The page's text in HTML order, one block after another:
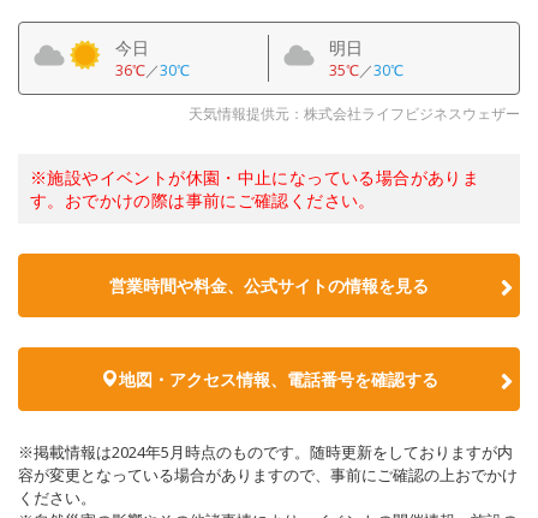
今日
36℃／30℃
明日
35℃／30℃
天気情報提供元：株式会社ライフビジネスウェザー
※施設やイベントが休園・中止になっている場合がありま
す。おでかけの際は事前にご確認ください。
営業時間や料金、公式サイトの情報を見る
地図・アクセス情報、電話番号を確認する
※掲載情報は2024年5月時点のものです。随時更新をしておりますが内
容が変更となっている場合がありますので、事前にご確認の上おでかけ
ください。